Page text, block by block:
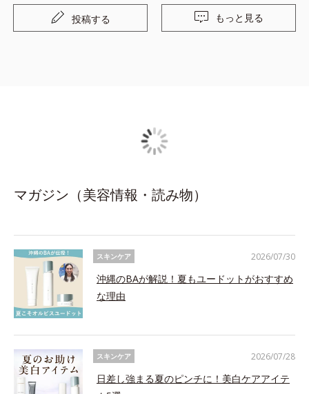
足いっぱいです。週に2回ほどこちらを使ってスペシャル
ケアしようと思います♥
投稿する もっと見る
マガジン（美容情報・読み物）
スキンケア
沖縄のBAが解説！夏もユードットがおすすめ
な理由
2026/07/30
スキンケア
日差し強まる夏のピンチに！美白ケアアイテ
2026/07/28